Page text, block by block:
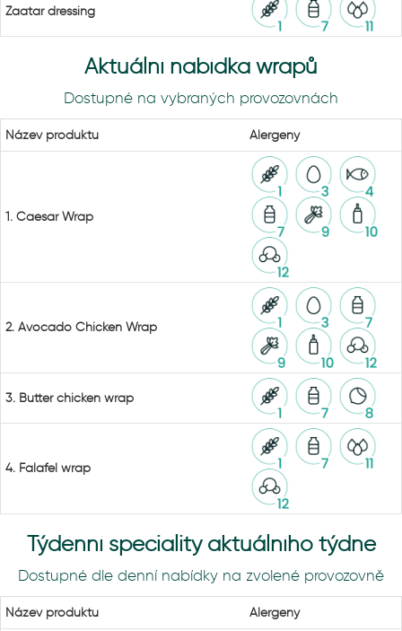
Zaatar dressing
Aktuální nabídka wrapů
Dostupné na vybraných provozovnách
Název produktu Alergeny
1. Caesar Wrap
2. Avocado Chicken Wrap
3. Butter chicken wrap
4. Falafel wrap
Týdenní speciality aktuálního týdne
Dostupné dle denní nabídky na zvolené provozovně
Název produktu Alergeny